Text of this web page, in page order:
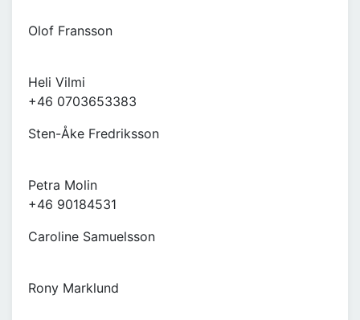
Olof Fransson
Heli Vilmi
+46 0703653383
Sten-Åke Fredriksson
Petra Molin
+46 90184531
Caroline Samuelsson
Rony Marklund